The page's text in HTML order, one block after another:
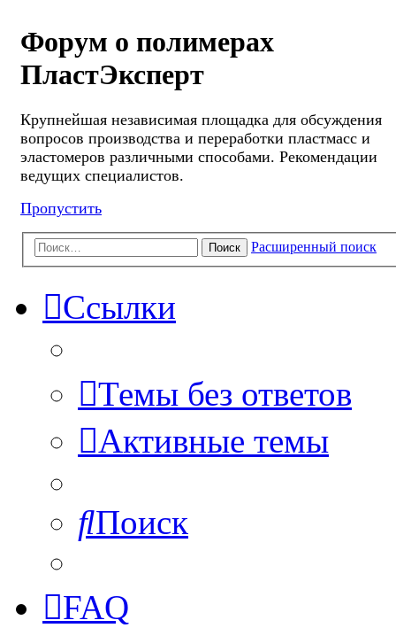
Форум о полимерах
ПластЭксперт
Крупнейшая независимая площадка для обсуждения
вопросов производства и переработки пластмасс и
эластомеров различными способами. Рекомендации
ведущих специалистов.
Пропустить
Поиск Расширенный поиск
Ссылки
Темы без ответов
Активные темы
Поиск
FAQ